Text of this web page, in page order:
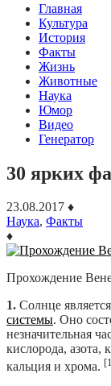
Главная
Культура
История
Факты
Жизнь
Животные
Наука
Юмор
Видео
Генератор
30 ярких
23.08.2017 ♦
Наука, Факты
♦
Прохождение
1. Солнце
системы. Оно
незначительная
кислорода, азота,
кальция и хрома.